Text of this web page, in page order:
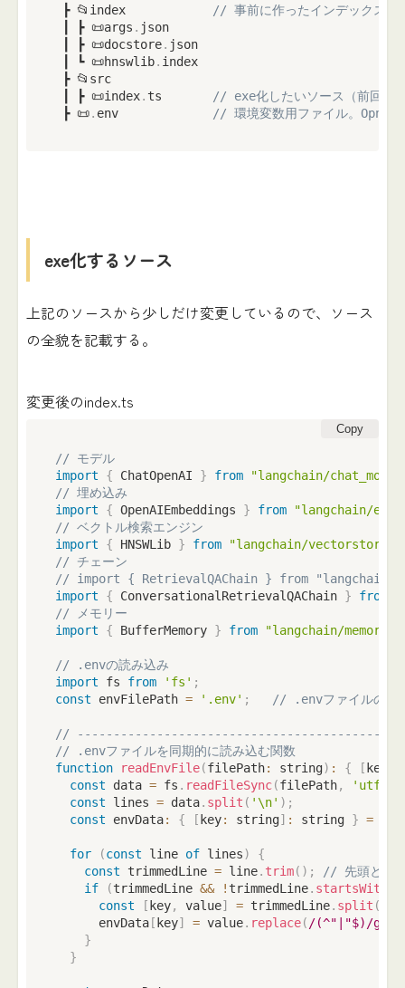
┣ 📂index
// 事前に作ったインデックス（
┃ ┣ 📜args . json
┃ ┣ 📜docstore. json
┃ ┗ 📜hnswlib. index
┣ 📂src
┃ ┣ 📜index. ts
// exe化したいソース（前回の
┣ 📜. env // 環境変数用ファイル。
exe化するソース
上記のソースから少しだけ変更しているので、ソース
の全貌を記載する。
変更後のindex.ts
Copy
// モデル
import
{ ChatOpenAI } from
"langchain/
// 埋め込み
import
{ OpenAIEmbeddings } from
"langchain/
// ベクトル検索エンジン
import
{ HNSWLib } from
"langchain/vectorstores/
// チェーン
// import { RetrievalQAChain } from "langchain/
import
{ ConversationalRetrievalQAChain } from
// メモリー
import
{ BufferMemory } from "langchain/memory"
// .envの読み込み
import fs from 'fs' ;
const envFilePath = '.env' ; // .envファイルのパ
//
// .envファイルを同期的に読み込む関数
function
readEnvFile(filePath: string) : { [ key
const data = fs . readFileSync(filePath, 'utf-8'
const lines = data. split ( '\n' ) ;
const envData: { [ key: string] : string } =
for (const line of lines)
{
const trimmedLine = line. trim( ) ;
// 先頭と末
if
(trimmedLine && ! trimmedLine. startsWith
const
[ key, value] = trimmedLine. split (
      envData
[ key] = value. replace( /(^"|"$) /g
}
}